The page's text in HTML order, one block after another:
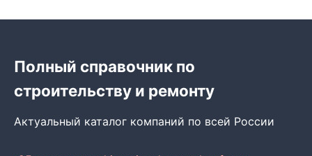
Полный справочник по
строительству и ремонту
Актуальный каталог компаний по всей России